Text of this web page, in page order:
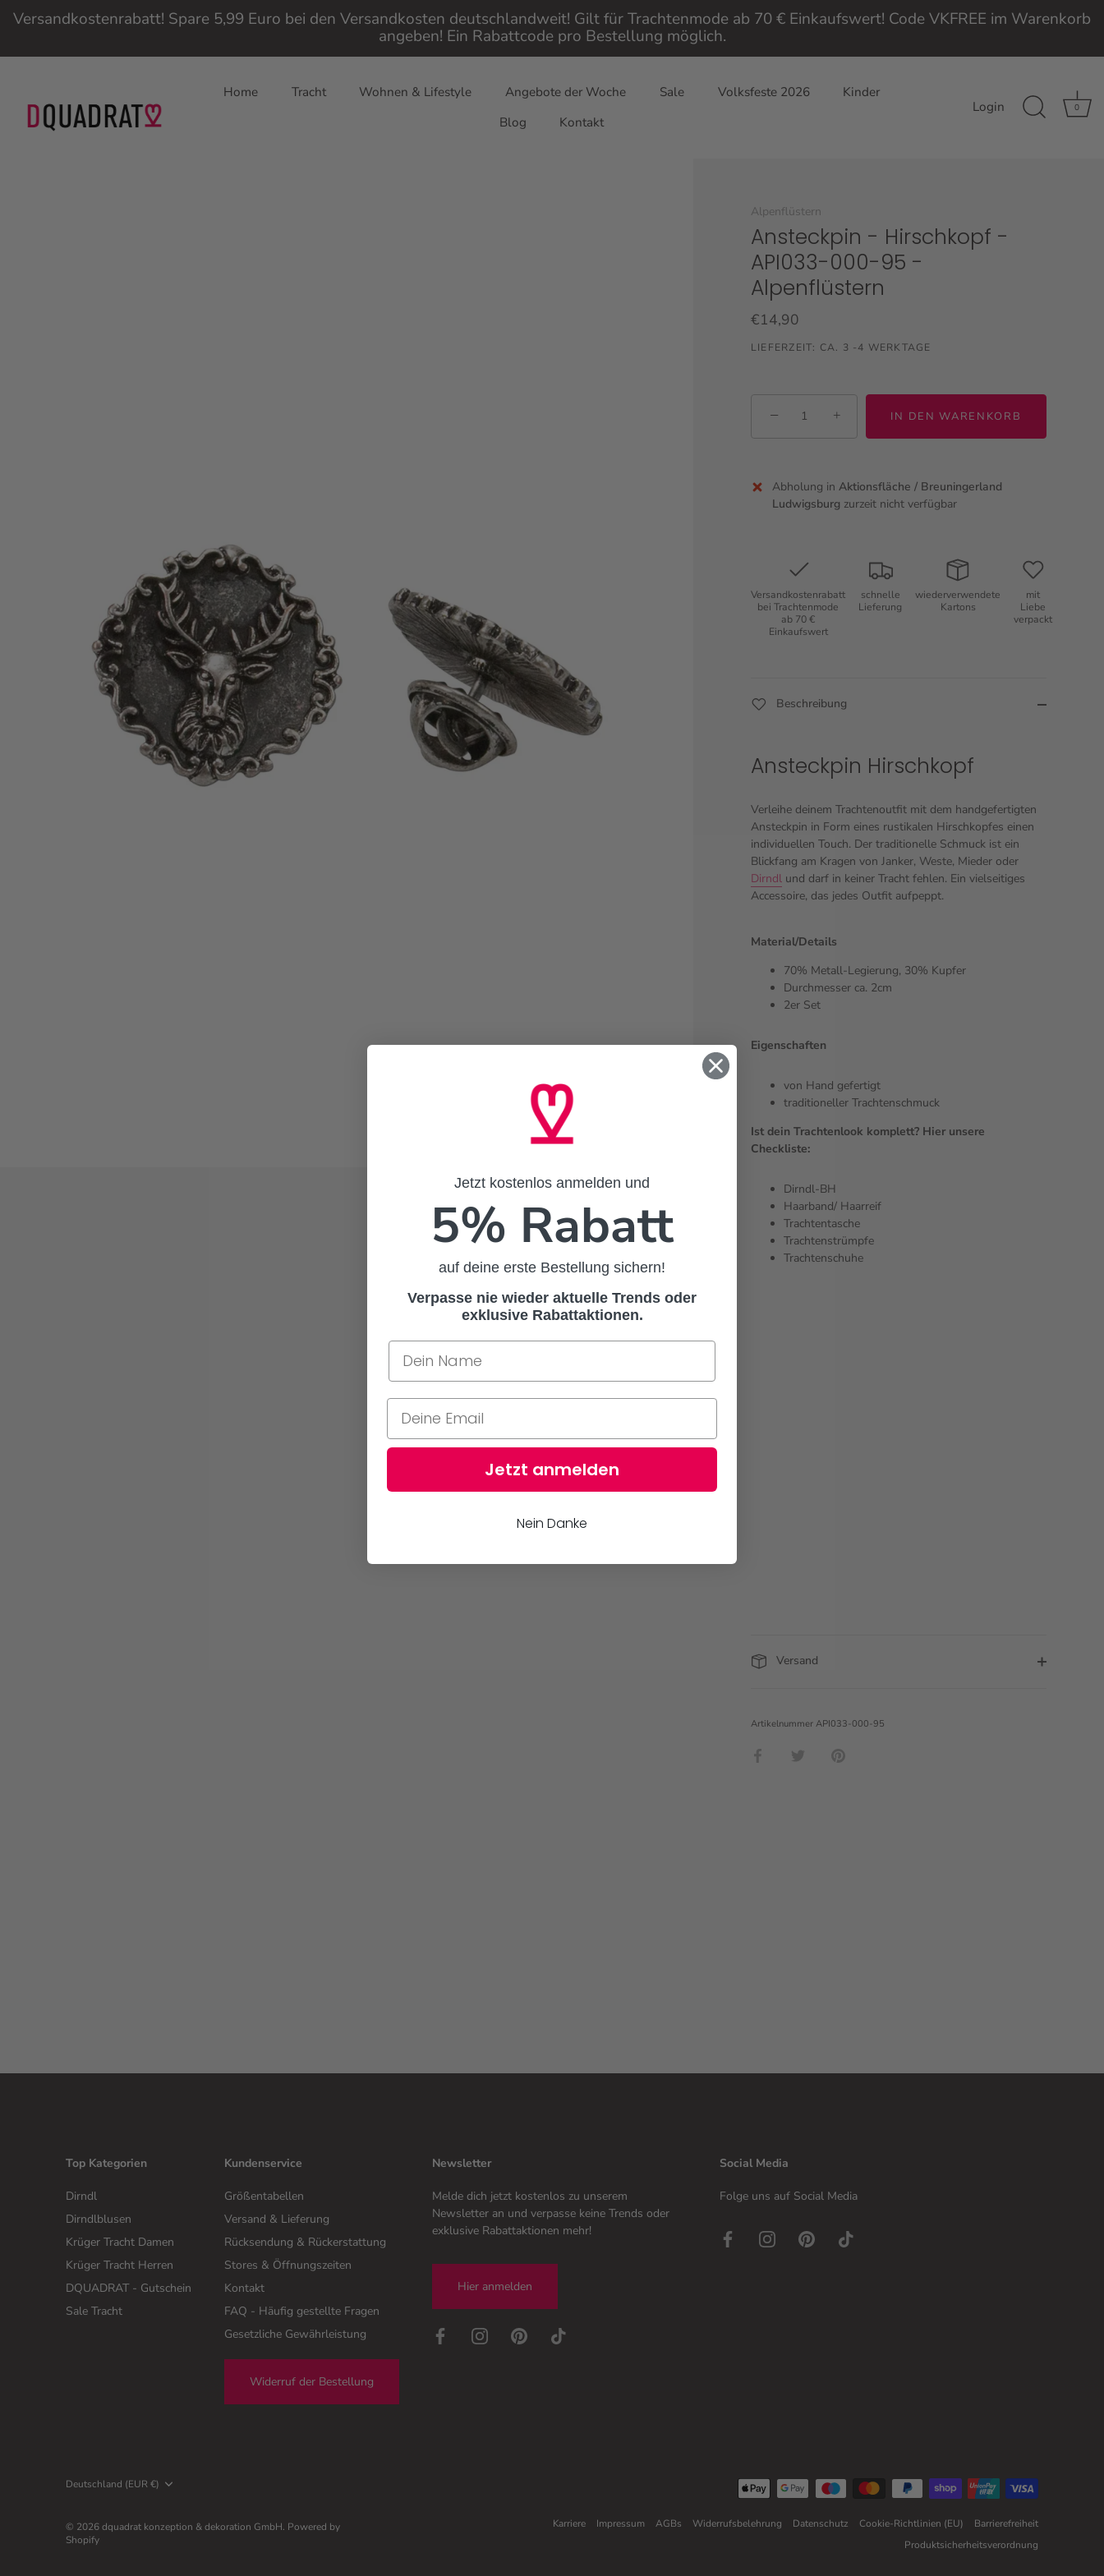
Versandkostenrabatt! Spare 5,99 Euro bei den Versandkosten deutschlandweit! Gilt für Trachtenmode ab 70 € Einkaufswert! Code VKFREE im Warenkorb
angeben! Ein Rabattcode pro Bestellung möglich.
Home Tracht Wohnen & Lifestyle Angebote der Woche Sale Volksfeste 2026
Kinder
Blog
Kontakt
Login 0
Alpenflüstern
Ansteckpin - Hirschkopf -
API033-000-95 -
Alpenflüstern
€14,90
LIEFERZEIT: CA. 3 -4 WERKTAGE
− + IN DEN WARENKORB
Abholung in Aktionsfläche / Breuningerland
Ludwigsburg zurzeit nicht verfügbar
Versandkostenrabatt
bei Trachtenmode
ab 70 €
Einkaufswert
schnelle
Lieferung
wiederverwendete
Kartons
mit
Liebe
verpackt
Beschreibung
Ansteckpin Hirschkopf
Verleihe deinem Trachtenoutfit mit dem handgefertigten
Ansteckpin in Form eines rustikalen Hirschkopfes einen
individuellen Touch. Der traditionelle Schmuck ist ein
Blickfang am Kragen von Janker, Weste, Mieder oder
Dirndl und darf in keiner Tracht fehlen. Ein vielseitiges
Accessoire, das jedes Outfit aufpeppt.
Material/Details
70% Metall-Legierung, 30% Kupfer
Durchmesser ca. 2cm
2er Set
Eigenschaften
von Hand gefertigt
traditioneller Trachtenschmuck
Ist dein Trachtenlook komplett? Hier unsere
Checkliste:
Dirndl-BH
Haarband/ Haarreif
Trachtentasche
Trachtenstrümpfe
Trachtenschuhe
Versand
Artikelnummer API033-000-95
Teilen TwitternPinnen
Top Kategorien
Dirndl
Dirndlblusen
Krüger Tracht Damen
Krüger Tracht Herren
DQUADRAT - Gutschein
Sale Tracht
Kundenservice
Größentabellen
Versand & Lieferung
Rücksendung & Rückerstattung
Stores & Öffnungszeiten
Kontakt
FAQ - Häufig gestellte Fragen
Gesetzliche Gewährleistung
Widerruf der Bestellung
Newsletter
Melde dich jetzt kostenlos zu unserem
Newsletter an und verpasse keine Trends oder
exklusive Rabattaktionen mehr!
Hier anmelden
Social Media
Folge uns auf Social Media
Karriere Impressum AGBs Widerrufsbelehrung Datenschutz Cookie-Richtlinien (EU)
Barrierefreiheit
Produktsicherheitsverordnung
Währung
Deutschland (EUR €)
© 2026dquadrat konzeption & dekoration GmbH. Powered by
Shopify
Jetzt kostenlos anmelden und
5% Rabatt
auf deine erste Bestellung sichern!
Verpasse nie wieder aktuelle Trends oder
exklusive Rabattaktionen.
Jetzt anmelden
Nein Danke